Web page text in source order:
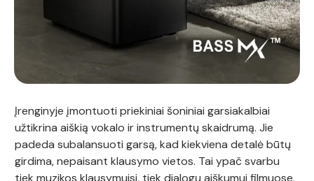
Įrenginyje įmontuoti priekiniai šoniniai garsiakalbiai
užtikrina aiškią vokalo ir instrumentų skaidrumą. Jie
padeda subalansuoti garsą, kad kiekviena detalė būtų
girdima, nepaisant klausymo vietos. Tai ypač svarbu